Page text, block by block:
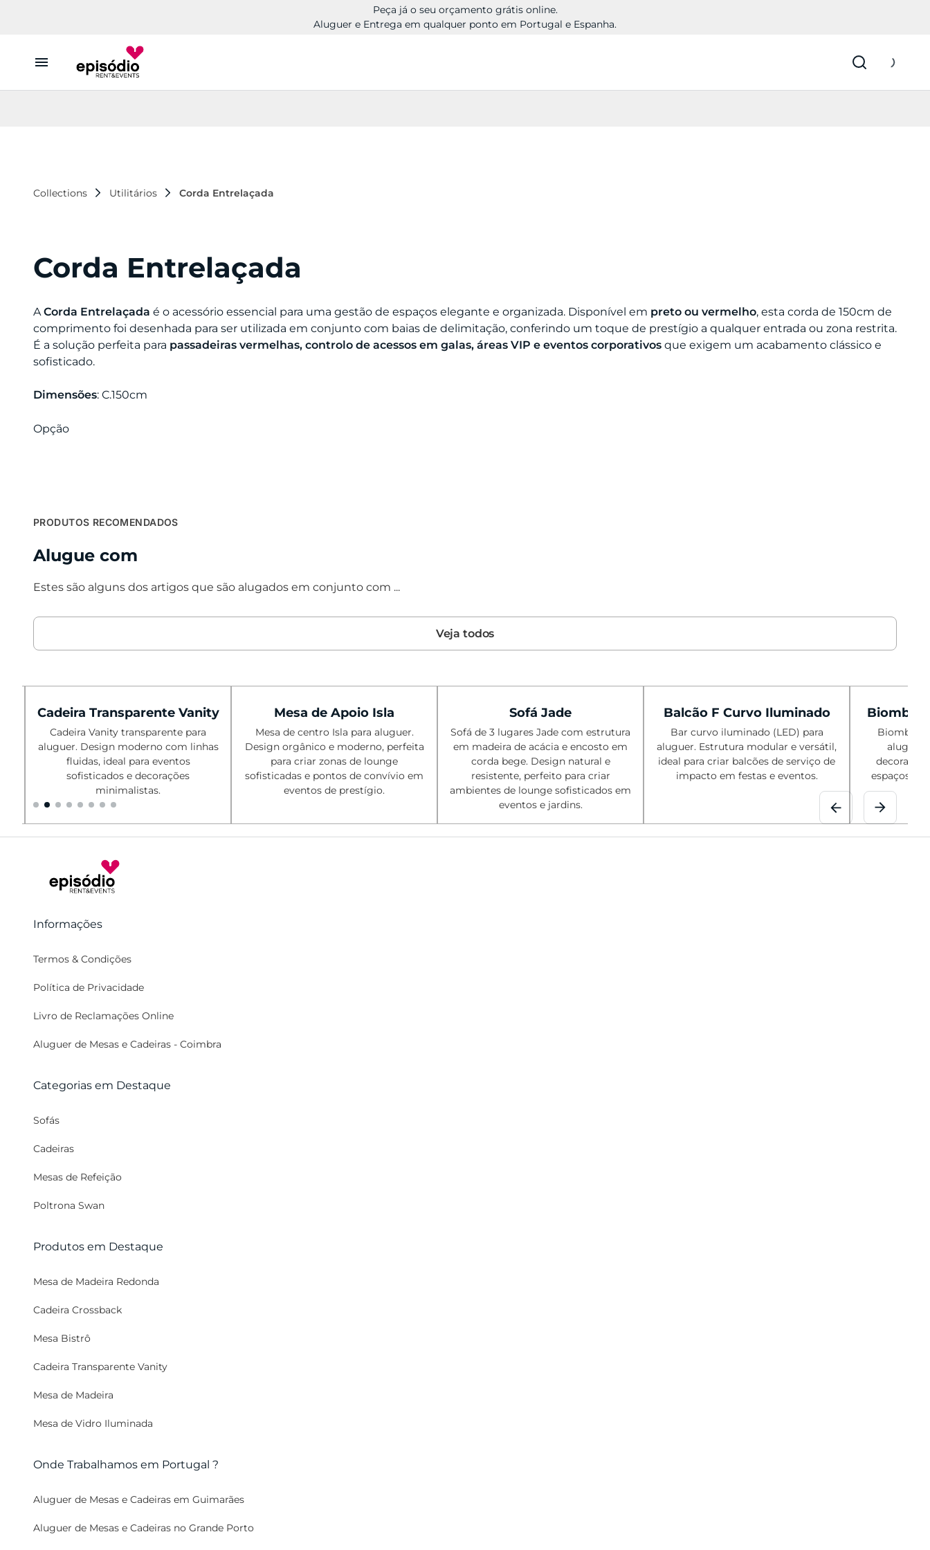
Peça já o seu orçamento grátis online.
Aluguer e Entrega em qualquer ponto em Portugal e Espanha.
Aluguer
Collections Utilitários Corda Entrelaçada
Corda Entrelaçada
ACorda Entrelaçada é o acessório essencial para uma gestão de espaços elegante e organizada. Disponível em preto ou vermelho, esta corda de 150cm de
comprimento foi desenhada para ser utilizada em conjunto com baias de delimitação, conferindo um toque de prestígio a qualquer entrada ou zona restrita.
É a solução perfeita para passadeiras vermelhas, controlo de acessos em galas, áreas VIP e eventos corporativos que exigem um acabamento clássico e
sofisticado.
Dimensões: C.150cm
Opção
PRODUTOS RECOMENDADOS
Alugue com
Estes são alguns dos artigos que são alugados em conjunto com ...
Veja todos
Cadeira Transparente Vanity
Cadeira Vanity transparente para
aluguer. Design moderno com linhas
fluidas, ideal para eventos
sofisticados e decorações
minimalistas.
Mesa de Apoio Isla
Mesa de centro Isla para aluguer.
Design orgânico e moderno, perfeita
para criar zonas de lounge
sofisticadas e pontos de convívio em
eventos de prestígio.
Sofá Jade
Sofá de 3 lugares Jade com estrutura
em madeira de acácia e encosto em
corda bege. Design natural e
resistente, perfeito para criar
ambientes de lounge sofisticados em
eventos e jardins.
Balcão F Curvo Iluminado
Bar curvo iluminado (LED) para
aluguer. Estrutura modular e versátil,
ideal para criar balcões de serviço de
impacto em festas e eventos.
Biombo
Biombo
aluguer.
espaços e
Informações
Termos & Condições
Política de Privacidade
Livro de Reclamações Online
Aluguer de Mesas e Cadeiras - Coimbra
Categorias em Destaque
Sofás
Cadeiras
Mesas de Refeição
Poltrona Swan
Produtos em Destaque
Mesa de Madeira Redonda
Cadeira Crossback
Mesa Bistrô
Cadeira Transparente Vanity
Mesa de Madeira
Mesa de Vidro Iluminada
Onde Trabalhamos em Portugal ?
Aluguer de Mesas e Cadeiras em Guimarães
Aluguer de Mesas e Cadeiras no Grande Porto